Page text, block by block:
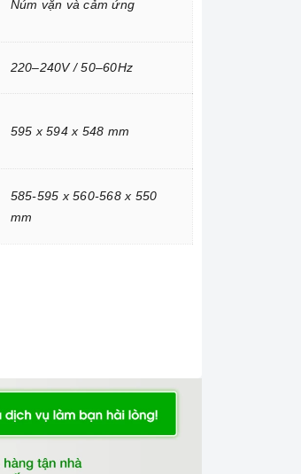
Núm vặn và cảm ứng
220–240V / 50–60Hz
595 x 594 x 548 mm
585-595 x 560-568 x 550
mm